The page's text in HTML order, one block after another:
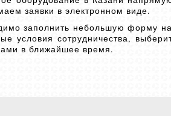
заявки в электронном виде.
заполнить небольшую форму
условия сотрудничества,
в ближайшее время.